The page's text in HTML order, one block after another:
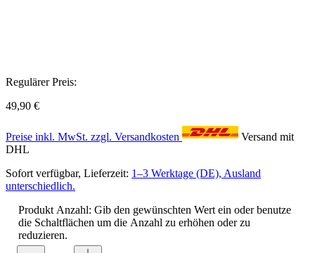
Regulärer Preis:
49,90 €
Preise inkl. MwSt. zzgl. Versandkosten
Versand mit
DHL
Sofort verfügbar, Lieferzeit: 1–3 Werktage (DE), Ausland
unterschiedlich.
Produkt Anzahl: Gib den gewünschten Wert ein oder benutze
die Schaltflächen um die Anzahl zu erhöhen oder zu
reduzieren.